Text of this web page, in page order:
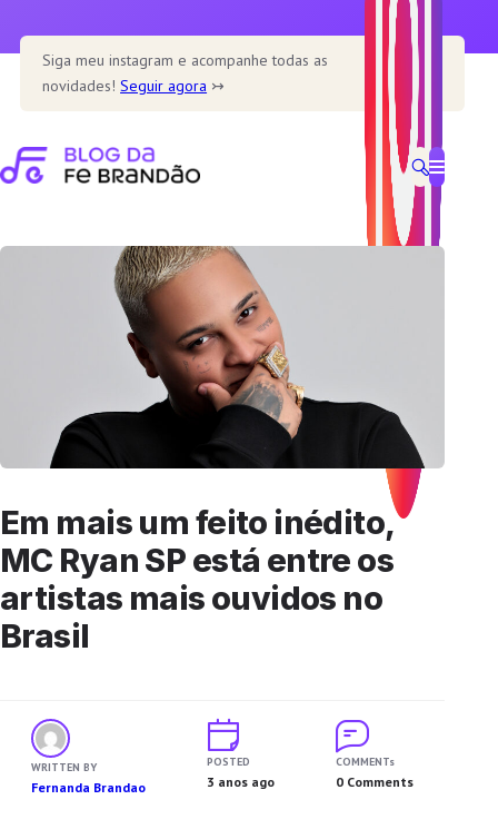
para
Siga meu instagram e acompanhe todas as
novidades!Seguir agora ↣
Em mais um feito inédito,
MC Ryan SP está entre os
artistas mais ouvidos no
Brasil
WRITTEN BY
Fernanda Brandao
POSTED
3 anos ago
COMMENTs
0 Comments